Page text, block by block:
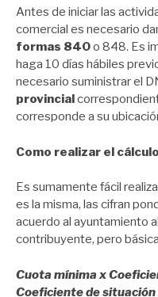
Antes de iniciar las
comercial es necesario
formas 840o 848. Es
haga 10 días hábiles
necesario suministrar el
provincial
corresponde a su
Como realizar el
Es sumamente fácil
es la misma, las cifran
acuerdo al ayuntamiento
contribuyente, pero
Cuota mínima x
Coeficiente de